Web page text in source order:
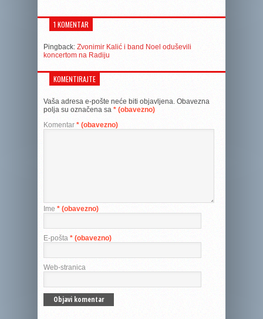
1 KOMENTAR
Pingback: Zvonimir Kalić i band Noel oduševili
koncertom na Radiju
KOMENTIRAJTE
Vaša adresa e-pošte neće biti objavljena. Obavezna
polja su označena sa * (obavezno)
Komentar * (obavezno)
Ime * (obavezno)
E-pošta * (obavezno)
Web-stranica